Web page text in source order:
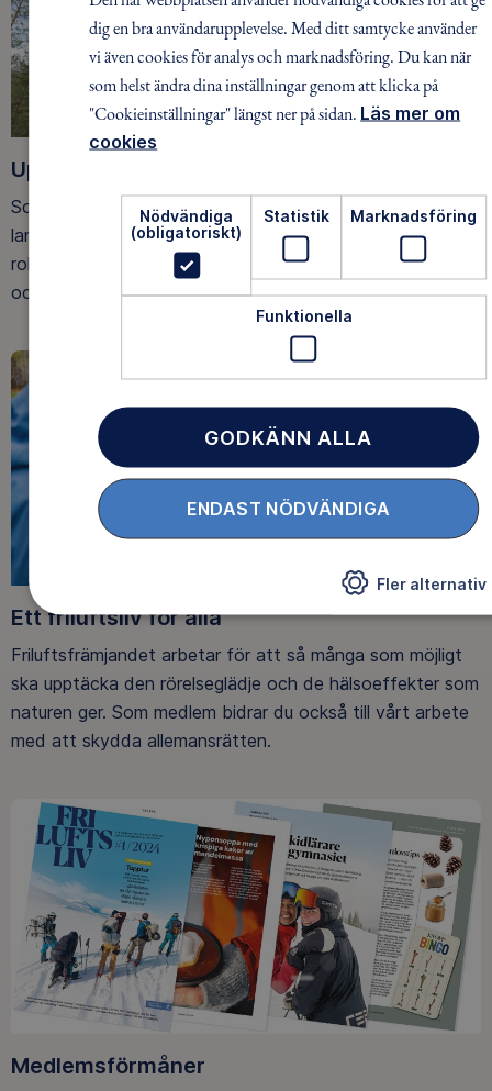
Upptäck nya äventyr
Som medlem har du tillgång till alla våra äventyr, över hela
landet. Våra ideella ledare guidar barn, unga och vuxna på
roliga och trygga äventyr i skogen, på vattnet, snön, isen
och på fjället.
Ett friluftsliv för alla
Friluftsfrämjandet arbetar för att så många som möjligt
ska upptäcka den rörelseglädje och de hälsoeffekter som
naturen ger. Som medlem bidrar du också till vårt arbete
med att skydda allemansrätten.
Medlemsförmåner
dig en bra användarupplevelse. Med ditt samtycke använder
vi även cookies för analys och marknadsföring. Du kan när
som helst ändra dina inställningar genom att klicka på
"Cookieinställningar" längst ner på sidan. Läs mer om
cookies
Nödvändiga
(obligatoriskt)
Statistik Marknadsföring
Funktionella
GODKÄNN ALLA
ENDAST NÖDVÄNDIGA
Fler alternativ